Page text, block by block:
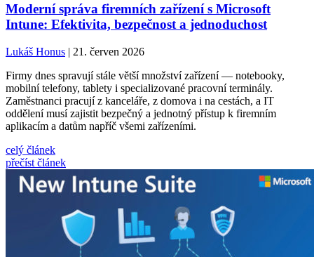
Moderní správa firemních zařízení s Microsoft
Intune: Efektivita, bezpečnost a jednoduchost
Lukáš Honus | 21. červen 2026
Firmy dnes spravují stále větší množství zařízení — notebooky,
mobilní telefony, tablety i specializované pracovní terminály.
Zaměstnanci pracují z kanceláře, z domova i na cestách, a IT
oddělení musí zajistit bezpečný a jednotný přístup k firemním
aplikacím a datům napříč všemi zařízeními.
celý článek
přečíst článek